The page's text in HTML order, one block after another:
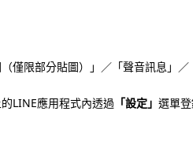
僅限部分貼圖）」／「聲音訊息」
的LINE應用程式內透過 「設定」 選單